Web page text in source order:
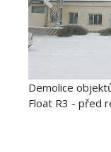
Demolice
Float R3 - před
Previous